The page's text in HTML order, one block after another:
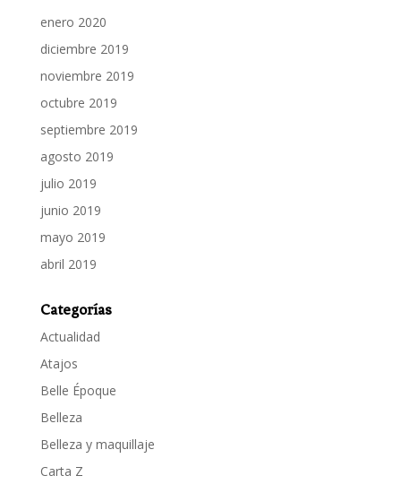
enero 2020
diciembre 2019
noviembre 2019
octubre 2019
septiembre 2019
agosto 2019
julio 2019
junio 2019
mayo 2019
abril 2019
Categorías
Actualidad
Atajos
Belle Époque
Belleza
Belleza y maquillaje
Carta Z